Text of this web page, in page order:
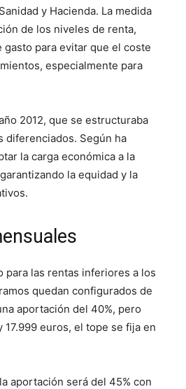
y Hacienda. La medida
de los niveles de renta,
para evitar que el coste
especialmente para
2012, que se estructuraba
diferenciados. Según ha
la carga económica a la
la equidad y la
para las rentas inferiores a los
quedan configurados de
aportación del 40%, pero
euros, el tope se fija en
aportación será del 45% con